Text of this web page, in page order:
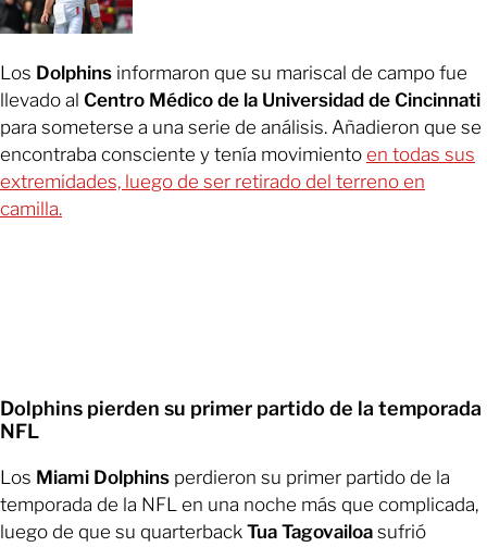
Los Dolphins informaron que su mariscal de campo fue
llevado al Centro Médico de la Universidad de Cincinnati
para someterse a una serie de análisis. Añadieron que se
encontraba consciente y tenía movimiento en todas sus
extremidades, luego de ser retirado del terreno en
camilla.
Dolphins pierden su primer partido de la temporada
NFL
Los Miami Dolphins perdieron su primer partido de la
temporada de la NFL en una noche más que complicada,
luego de que su quarterback Tua Tagovailoa sufrió